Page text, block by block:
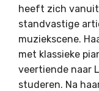
heeft zich
standvastige
muziekscene.
met klassieke
veertiende naar
studeren. Na